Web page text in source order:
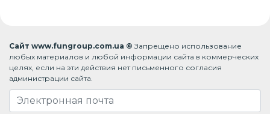
Сайт www.fungroup.com.ua ©Запрещено использование
любых материалов и любой информации сайта в коммерческих
целях, если на эти действия нет письменного согласия
администрации сайта.